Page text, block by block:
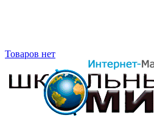
Товаров нет